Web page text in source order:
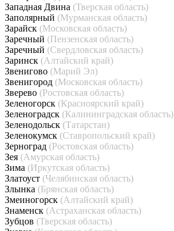
Западная Двина (Тверская область)
Заполярный (Мурманская область)
Зарайск (Московская область)
Заречный (Пензенская область)
Заречный (Свердловская область)
Заринск (Алтайский край)
Звенигово (Марий Эл)
Звенигород (Московская область)
Зверево (Ростовская область)
Зеленогорск (Красноярский край)
Зеленоградск (Калининградская область)
Зеленодольск (Татарстан)
Зеленокумск (Ставропольский край)
Зерноград (Ростовская область)
Зея (Амурская область)
Зима (Иркутская область)
Златоуст (Челябинская область)
Злынка (Брянская область)
Змеиногорск (Алтайский край)
Знаменск (Астраханская область)
Зубцов (Тверская область)